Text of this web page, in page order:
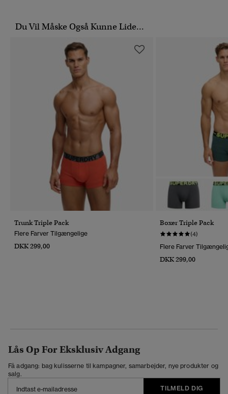
Du Vil Måske Også Kunne Lide...
Trunk Triple Pack
Flere Farver Tilgængelige
DKK 299,00
Boxer Triple Pack
(4)
Flere Farver
DKK 299,00
Lås Op For Eksklusiv Adgang
Få adgang: bag kulisserne til kampagner, samarbejder, nye produkter og
salg.
TILMELD DIG